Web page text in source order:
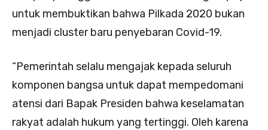
untuk membuktikan bahwa Pilkada 2020 bukan
menjadi cluster baru penyebaran Covid-19.
“Pemerintah selalu mengajak kepada seluruh
komponen bangsa untuk dapat mempedomani
atensi dari Bapak Presiden bahwa keselamatan
rakyat adalah hukum yang tertinggi. Oleh karena